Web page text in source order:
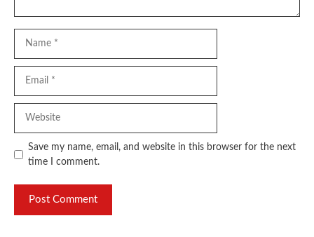
Save my name, email, and website in this browser for the next
time I comment.